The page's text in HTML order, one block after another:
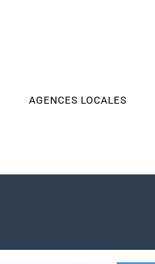
AGENCES LOCALES